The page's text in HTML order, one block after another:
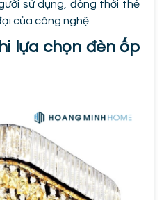
sử dụng, đồng thời thể
của công nghệ.
lựa chọn đèn ốp